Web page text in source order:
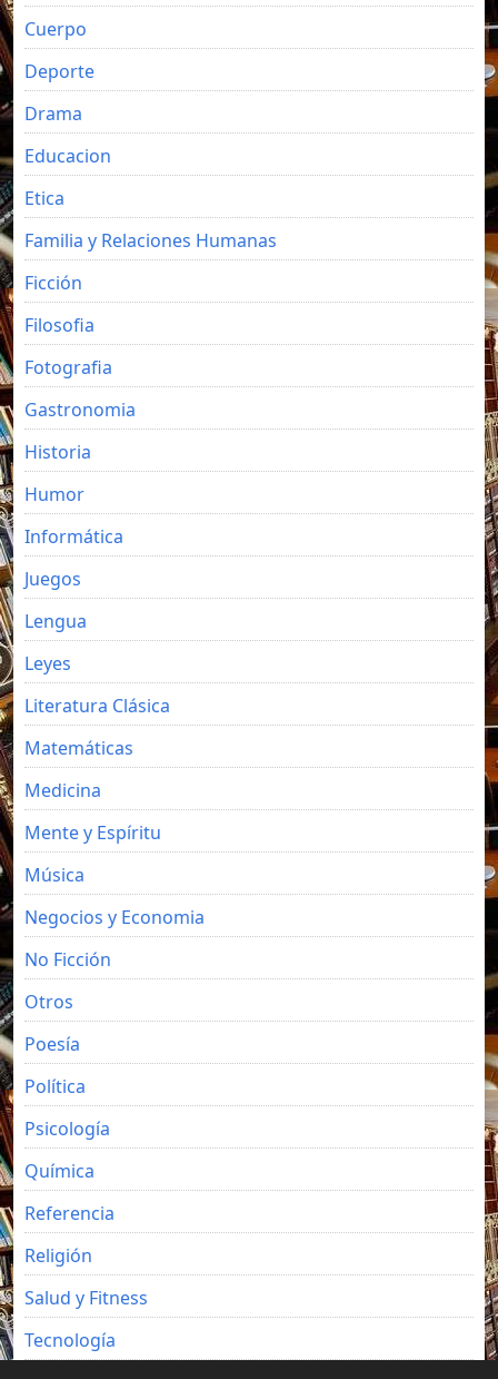
Cuerpo
Deporte
Drama
Educacion
Etica
Familia y Relaciones Humanas
Ficción
Filosofia
Fotografia
Gastronomia
Historia
Humor
Informática
Juegos
Lengua
Leyes
Literatura Clásica
Matemáticas
Medicina
Mente y Espíritu
Música
Negocios y Economia
No Ficción
Otros
Poesía
Política
Psicología
Química
Referencia
Religión
Salud y Fitness
Tecnología